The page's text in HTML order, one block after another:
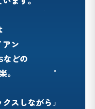
アン
などの
。
スしながら」